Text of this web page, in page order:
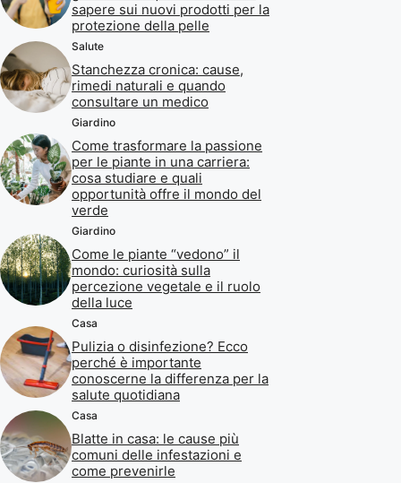
sapere sui nuovi prodotti per la
protezione della pelle
Salute
Stanchezza cronica: cause,
rimedi naturali e quando
consultare un medico
Giardino
Come trasformare la passione
per le piante in una carriera:
cosa studiare e quali
opportunità offre il mondo del
verde
Giardino
Come le piante “vedono” il
mondo: curiosità sulla
percezione vegetale e il ruolo
della luce
Casa
Pulizia o disinfezione? Ecco
perché è importante
conoscerne la differenza per la
salute quotidiana
Casa
Blatte in casa: le cause più
comuni delle infestazioni e
come prevenirle